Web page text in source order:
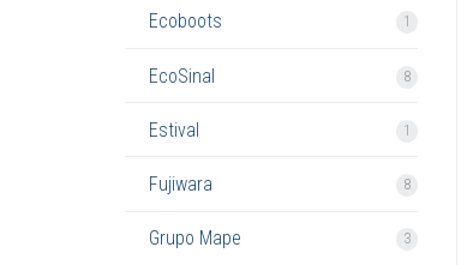
Ecoboots 1
EcoSinal 8
Estival 1
Fujiwara 8
Grupo Mape 3